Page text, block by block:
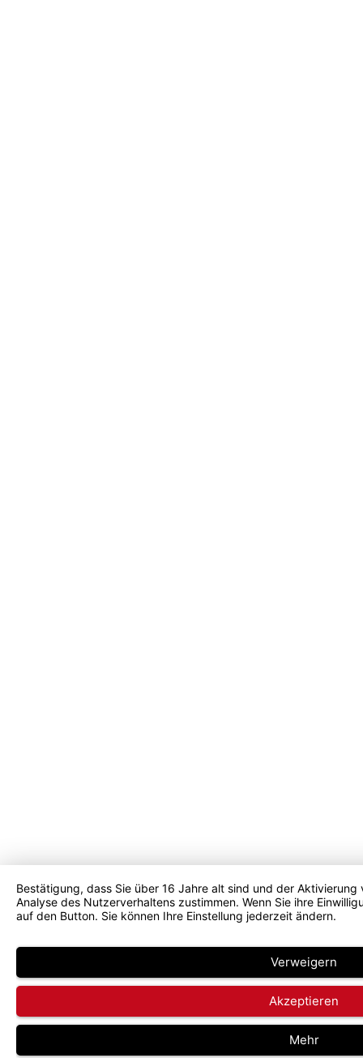
Bestätigung, dass Sie über 16 Jahre alt sind und der Aktivierung
Analyse des Nutzerverhaltens zustimmen. Wenn Sie ihre
auf den Button. Sie können Ihre Einstellung jederzeit ändern.
Verweigern
Akzeptieren
Mehr